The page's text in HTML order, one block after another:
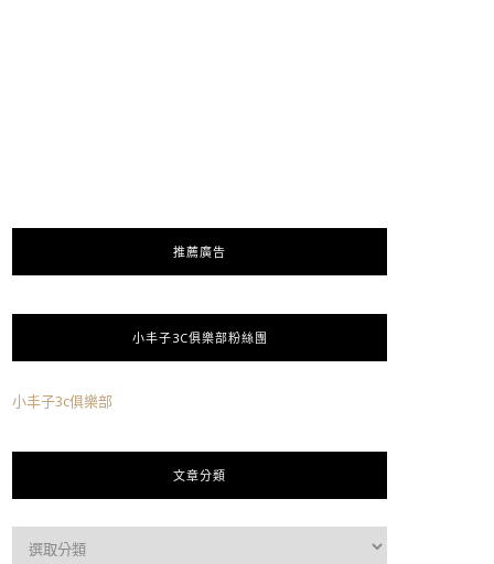
推薦廣告
小丰子3C俱樂部粉絲團
小丰子3c俱樂部
文章分類